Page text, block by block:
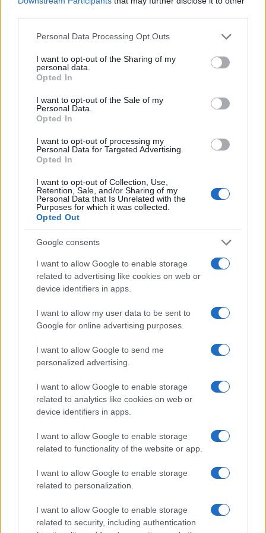
Please note that this website/app uses one or more Google
not limited to your visit or usage behaviour. You may click to
grant or deny consent to Google and its third-party tags to
use your data for below specified purposes in below Google
consent section.
Personal Data Processing Opt Outs
I want to opt-out of the Sharing of my
personal data.
Opted In
I want to opt-out of the Sale of my
Personal Data.
Opted In
I want to opt-out of processing my
Personal Data for Targeted Advertising.
Opted In
I want to opt-out of Collection, Use,
Retention, Sale, and/or Sharing of my
Personal Data that Is Unrelated with the
Purposes for which it was collected.
Opted Out
Google consents
I want to allow Google to enable storage
related to advertising like cookies on web or
device identifiers in apps.
I want to allow my user data to be sent to
Google for online advertising purposes.
I want to allow Google to send me
personalized advertising.
I want to allow Google to enable storage
related to analytics like cookies on web or
device identifiers in apps.
I want to allow Google to enable storage
related to functionality of the website or app.
I want to allow Google to enable storage
related to personalization.
I want to allow Google to enable storage
related to security, including authentication
συζητήσεις με τη συριακή πλευρά περιλαμβάνεται
ρωσικών στρατιωτικών εγκαταστάσεων. Οι
συγκεκριμένες υποδομές θεωρούνται κομβικές
ναυτική βάση στην Ταρτούς αποτελεί το
μοναδικό σημείο επανεφοδιασμού και επισκευής
των ρωσικών πολεμικών πλοίων στη Μεσόγειο,
ενώ η αεροπορική βάση Χμεϊμίμ στη Λαττάκεια
χρησιμεύει ως στρατηγικός σταθμός για τις
δραστηριότητές της στην Αφρική.